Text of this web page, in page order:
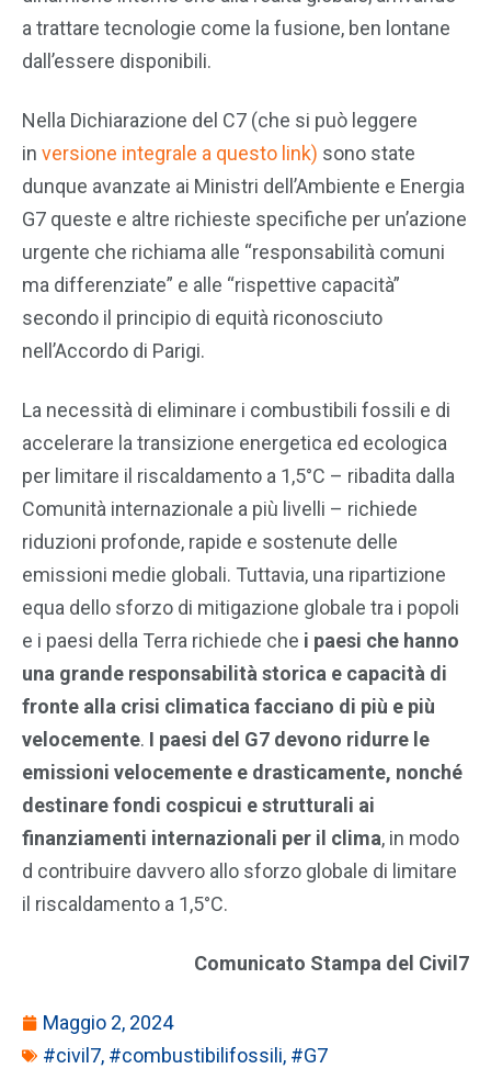
a trattare tecnologie come la fusione, ben lontane
dall’essere disponibili.
Nella Dichiarazione del C7 (che si può leggere
in versione integrale a questo link) sono state
dunque avanzate ai Ministri dell’Ambiente e Energia
G7 queste e altre richieste specifiche per un’azione
urgente che richiama alle “responsabilità comuni
ma differenziate” e alle “rispettive capacità”
secondo il principio di equità riconosciuto
nell’Accordo di Parigi.
La necessità di eliminare i combustibili fossili e di
accelerare la transizione energetica ed ecologica
per limitare il riscaldamento a 1,5°C – ribadita dalla
Comunità internazionale a più livelli – richiede
riduzioni profonde, rapide e sostenute delle
emissioni medie globali. Tuttavia, una ripartizione
equa dello sforzo di mitigazione globale tra i popoli
e i paesi della Terra richiede che i paesi che hanno
una grande responsabilità storica e capacità di
fronte alla crisi climatica facciano di più e più
velocemente. I paesi del G7 devono ridurre le
emissioni velocemente e drasticamente, nonché
destinare fondi cospicui e strutturali ai
finanziamenti internazionali per il clima, in modo
d contribuire davvero allo sforzo globale di limitare
il riscaldamento a 1,5°C.
Comunicato Stampa del Civil7
Maggio 2, 2024
#civil7, #combustibilifossili, #G7